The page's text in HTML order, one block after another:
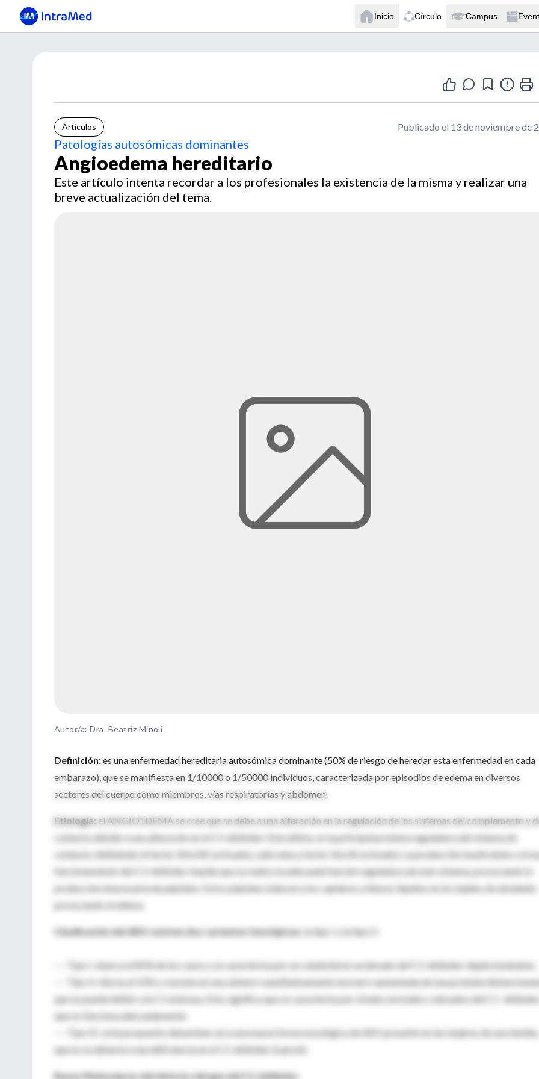
Inicio Círculo Campus
Artículos Publicado el 13 de noviembre de
Patologías autosómicas dominantes
Angioedema hereditario
Este artículo intenta recordar a los profesionales la existencia de la misma y realizar una
breve actualización del tema.
Autor/a: Dra. Beatriz Minoli
Definición:es una enfermedad hereditaria autosómica dominante (50% de riesgo de heredar esta enfermedad en cada
embarazo), que se manifiesta en 1/10000 o 1/50000 individuos, caracterizada por episodios de edema en diversos
sectores del cuerpo como miembros, vías respiratorias y abdomen.
Etiología:el ANGIOEDEMA se cree que se debe a una alteración en la regulación de los sistemas del complemento y
contacto debido a una alteración en el C1-inhibidor. Este último, es la principal proteína reguladora del sistema de
contacto, inhibiendo el factor XIIa (XII activado), calicreína y factor XIa (XI activado). La producción insuficiente o el
funcionamiento del C1-inhibidor impide que se realice la adecuada función reguladora de este sistema, provocando la
producción innecesaria de péptidos. Estos péptidos inducen a los capilares a liberar líquidos en los tejidos de alrededor
provocando el edema.
Clasificación del AEH: existen dos variantes fenotípicas : la tipo I y la tipo II.
--- Tipo I: abarca el 85% de los casos y se caracteriza por un catabolismo acelerado del C1-inhibidor deplecionándolo.
--- Tipo II: afecta al 15% y consiste en una síntesis cuantitativamente normal o aumentada de una proteína
que no puede inhibir a la C1 esterasa. Esto significa que se caracteriza por niveles normales o elevados del C1 -inhibidor,
que no funciona adecuadamente.
--- Tipo III: se ha propuesto denominar así a una nueva forma nosológica de AEH presente en las mujeres de una familia,
que no se debería a una deficiencia en el C1-inhibidor (Lancet).
Bases Moleculares del defecto del gen del C1-inhibidor